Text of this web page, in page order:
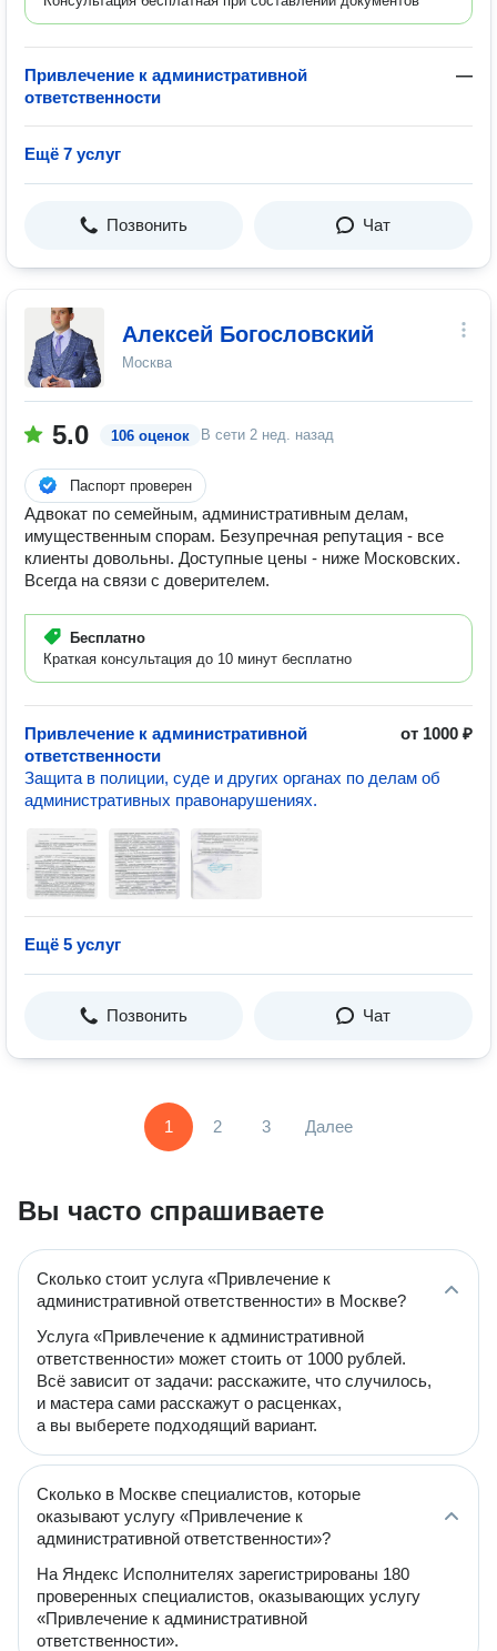
Привлечение к административной
ответственности
—
Ещё 7 услуг
Позвонить Чат
Алексей Богословский
Москва
5.0 106 оценок В сети 2 нед. назад
Паспорт проверен
Адвокат по семейным, административным делам,
имущественным спорам. Безупречная репутация - все
клиенты довольны. Доступные цены - ниже Московских.
Всегда на связи с доверителем.
Бесплатно
Краткая консультация до 10 минут бесплатно
Привлечение к административной
ответственности
от 1000 ₽
Защита в полиции, суде и других органах по делам об
административных правонарушениях.
Ещё 5 услуг
Позвонить Чат
1 2 3 Далее
Вы часто спрашиваете
Сколько стоит услуга «Привлечение к
административной ответственности» в Москве?
Услуга «Привлечение к административной
ответственности» может стоить от 1000 рублей.
Всё зависит от задачи: расскажите, что случилось,
и мастера сами расскажут о расценках,
а вы выберете подходящий вариант.
Сколько в Москве специалистов, которые
оказывают услугу «Привлечение к
административной ответственности»?
На Яндекс Исполнителях зарегистрированы 180
проверенных специалистов, оказывающих услугу
«Привлечение к административной
ответственности».